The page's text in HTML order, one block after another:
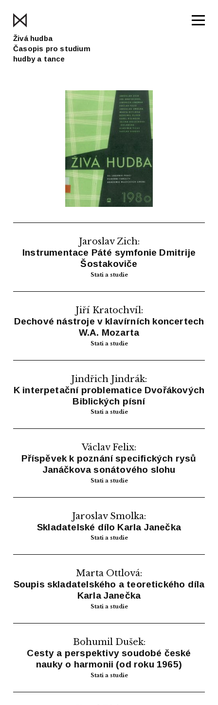
Živá hudba
Časopis pro studium
hudby a tance
Jaroslav Zich:
Instrumentace Páté symfonie Dmitrije
Šostakoviče
Stati a studie
Jiří Kratochvíl:
Dechové nástroje v klavírních koncertech
W.A. Mozarta
Stati a studie
Jindřich Jindrák:
K interpetační problematice Dvořákových
Biblických písní
Stati a studie
Václav Felix:
Příspěvek k poznání specifických rysů
Janáčkova sonátového slohu
Stati a studie
Jaroslav Smolka:
Skladatelské dílo Karla Janečka
Stati a studie
Marta Ottlová:
Soupis skladatelského a teoretického díla
Karla Janečka
Stati a studie
Bohumil Dušek:
Cesty a perspektivy soudobé české
nauky o harmonii (od roku 1965)
Stati a studie